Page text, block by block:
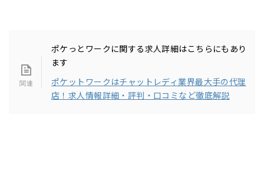
ポケっとワークに関する求人詳細はこちらにもあり
ます
ポケットワークはチャットレディ業界最大手の代理
店！求人情報詳細・評判・口コミなど徹底解説